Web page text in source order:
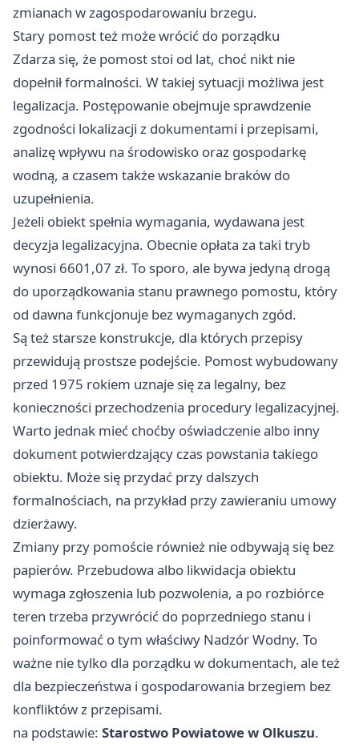
zmianach w zagospodarowaniu brzegu.
Stary pomost też może wrócić do porządku
Zdarza się, że pomost stoi od lat, choć nikt nie
dopełnił formalności. W takiej sytuacji możliwa jest
legalizacja. Postępowanie obejmuje sprawdzenie
zgodności lokalizacji z dokumentami i przepisami,
analizę wpływu na środowisko oraz gospodarkę
wodną, a czasem także wskazanie braków do
uzupełnienia.
Jeżeli obiekt spełnia wymagania, wydawana jest
decyzja legalizacyjna. Obecnie opłata za taki tryb
wynosi 6601,07 zł. To sporo, ale bywa jedyną drogą
do uporządkowania stanu prawnego pomostu, który
od dawna funkcjonuje bez wymaganych zgód.
Są też starsze konstrukcje, dla których przepisy
przewidują prostsze podejście. Pomost wybudowany
przed 1975 rokiem uznaje się za legalny, bez
konieczności przechodzenia procedury legalizacyjnej.
Warto jednak mieć choćby oświadczenie albo inny
dokument potwierdzający czas powstania takiego
obiektu. Może się przydać przy dalszych
formalnościach, na przykład przy zawieraniu umowy
dzierżawy.
Zmiany przy pomoście również nie odbywają się bez
papierów. Przebudowa albo likwidacja obiektu
wymaga zgłoszenia lub pozwolenia, a po rozbiórce
teren trzeba przywrócić do poprzedniego stanu i
poinformować o tym właściwy Nadzór Wodny. To
ważne nie tylko dla porządku w dokumentach, ale też
dla bezpieczeństwa i gospodarowania brzegiem bez
konfliktów z przepisami.
na podstawie: Starostwo Powiatowe w Olkuszu.